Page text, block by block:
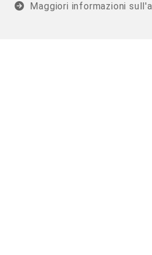
Maggiori informazioni